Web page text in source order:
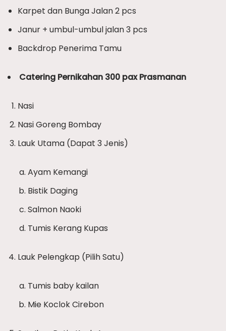
Karpet dan Bunga Jalan 2 pcs
Janur + umbul-umbul jalan 3 pcs
Backdrop Penerima Tamu
Catering Pernikahan 300 pax Prasmanan
Nasi
Nasi Goreng Bombay
Lauk Utama (Dapat 3 Jenis)
Ayam Kemangi
Bistik Daging
Salmon Naoki
Tumis Kerang Kupas
Lauk Pelengkap (Pilih Satu)
Tumis baby kailan
Mie Koclok Cirebon